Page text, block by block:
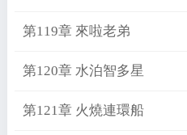
第119章 來啦老弟
第120章 水泊智多星
第121章 火燒連環船